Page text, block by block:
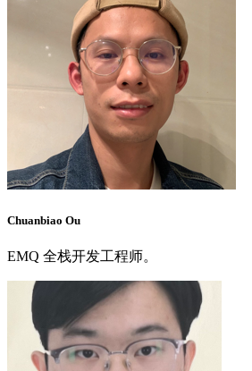
Chuanbiao Ou
EMQ 全栈开发工程师。